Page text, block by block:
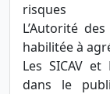
risques
L’Autorité
habilitée à
Les SICAV
dans le